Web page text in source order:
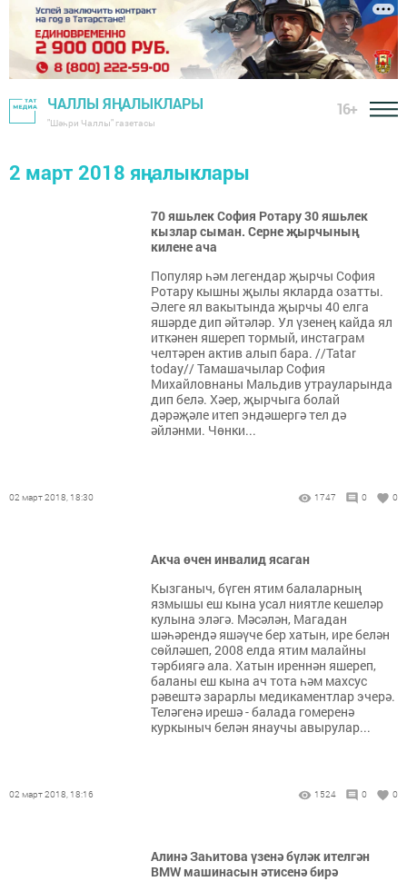
ЧАЛЛЫ ЯҢАЛЫКЛАРЫ
"Шәһри Чаллы" газетасы
16+
2 март 2018 яңалыклары
70 яшьлек София Ротару 30 яшьлек
кызлар сыман. Серне җырчының
килене ача
Популяр һәм легендар җырчы София
Ротару кышны җылы якларда озатты.
Әлеге ял вакытында җырчы 40 елга
яшәрде дип әйтәләр. Ул үзенең кайда ял
иткәнен яшереп тормый, инстаграм
челтәрен актив алып бара. //Tatar
today// Тамашачылар София
Михайловнаны Мальдив утрауларында
дип белә. Хәер, җырчыга болай
дәрәҗәле итеп эндәшергә тел дә
әйләнми. Чөнки...
02 март 2018, 18:30 1747 0 0
Акча өчен инвалид ясаган
Кызганыч, бүген ятим балаларның
язмышы еш кына усал ниятле кешеләр
кулына эләгә. Мәсәлән, Магадан
шәһәрендә яшәүче бер хатын, ире белән
сөйләшеп, 2008 елда ятим малайны
тәрбиягә ала. Хатын иреннән яшереп,
баланы еш кына ач тота һәм махсус
рәвештә зарарлы медикаментлар эчерә.
Теләгенә ирешә - балада гомеренә
куркыныч белән янаучы авырулар...
02 март 2018, 18:16 1524 0 0
Алинә Заһитова үзенә бүләк ителгән
ВМW машинасын әтисенә бирә